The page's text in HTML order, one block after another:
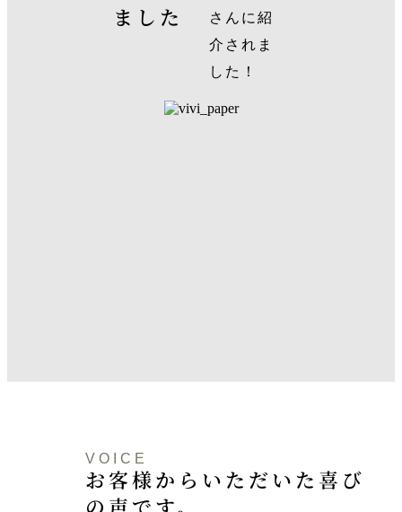
ました
さんに紹
介されま
した！
VOICE
お客様からいただいた喜び